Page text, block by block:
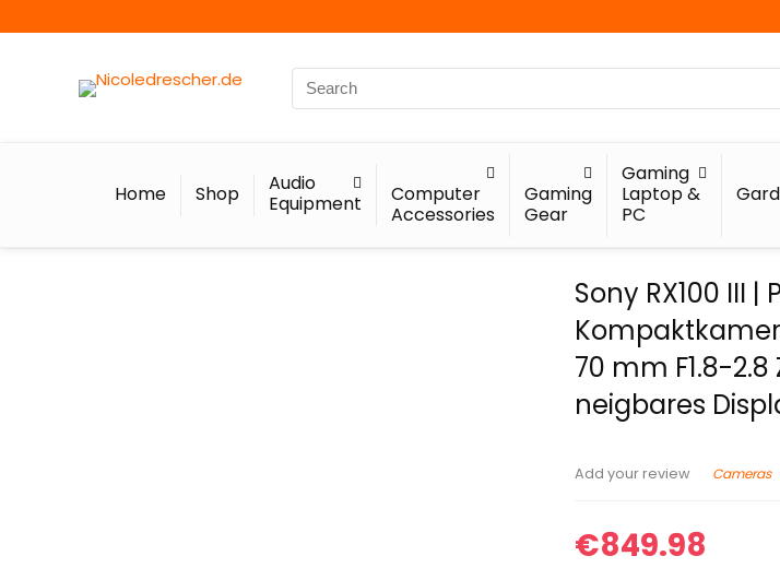
Home Shop
Audio
Equipment
Computer
Accessories
Gaming
Gear
Gaming
Laptop &
PC
Sony RX100 III
70 mm F1.8-
neigbares
Add your review Cameras
€849.98